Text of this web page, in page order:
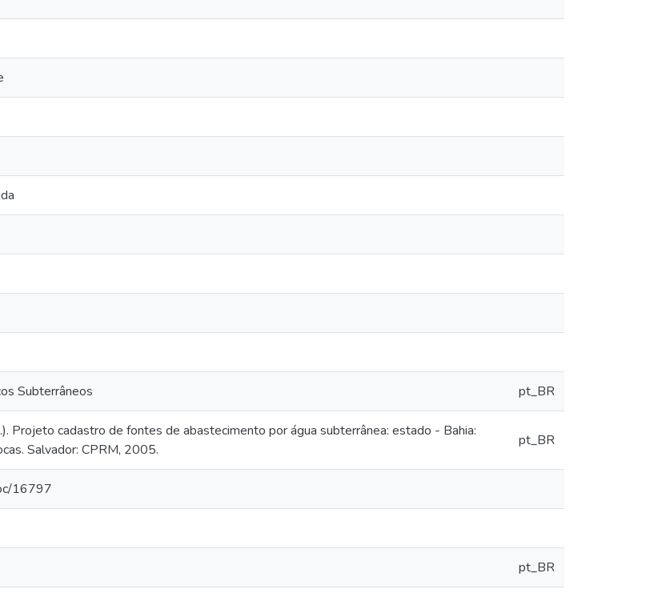
Subterrâneos pt_BR
Projeto cadastro de fontes de abastecimento por água subterrânea: estado - Bahia:
Salvador: CPRM, 2005.
pt_BR
16797
pt_BR